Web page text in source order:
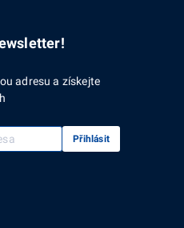
adresu a získejte
Přihlásit